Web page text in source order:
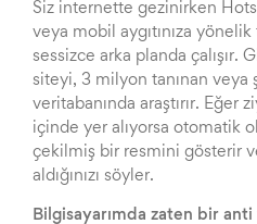
Siz internette gezinirken
veya mobil aygıtınıza
sessizce arka planda çalışır.
siteyi, 3 milyon tanınan
veritabanında araştırır. Eğer
içinde yer alıyorsa otomatik
çekilmiş bir resmini gösterir
aldığınızı söyler.
Bilgisayarımda zaten bir